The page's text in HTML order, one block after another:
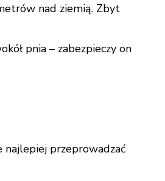
nad ziemią. Zbyt
pnia – zabezpieczy on
najlepiej przeprowadzać